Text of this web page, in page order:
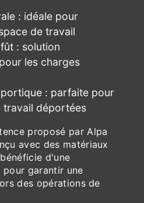
: idéale pour
de travail
: solution
les charges
: parfaite pour
travail déportées
proposé par Alpa
avec des matériaux
d'une
garantir une
des opérations de